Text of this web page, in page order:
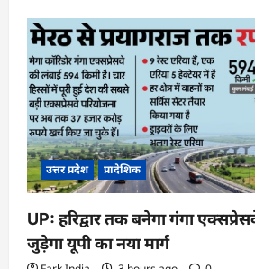
उत्तर प्रदेश प्रादेशिक
UP: हरिद्वार तक बनेगा गंगा
जुड़ेगा यूपी का नया मार्ग